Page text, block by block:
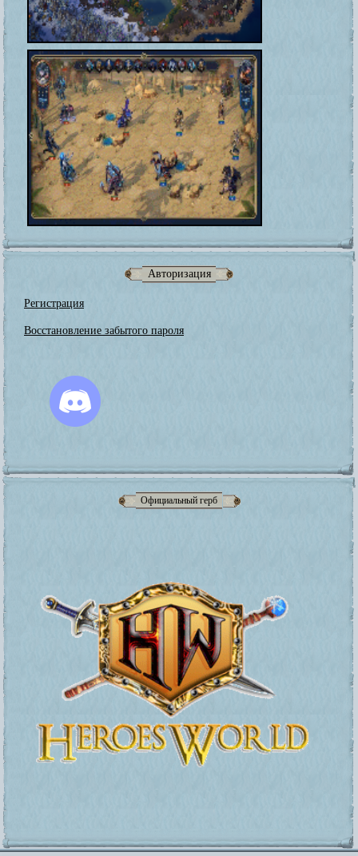
Авторизация
Регистрация
Восстановление забытого пароля
Официальный герб